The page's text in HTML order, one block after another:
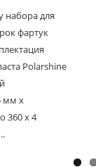
набора для
фартук
Polarshine
мм х
360 х 4